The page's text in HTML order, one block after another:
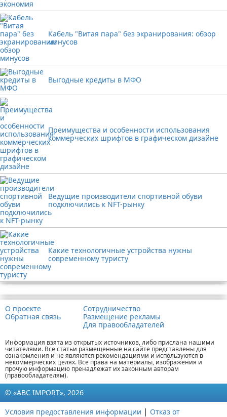
Кабель "Витая пара" без экранирования: обзор
минусов
Выгодные кредиты в МФО
Преимущества и особенности использования
коммерческих шрифтов в графическом дизайне
Ведущие производители спортивной обуви
подключились к NFT-рынку
Какие технологичные устройства нужны
современному туристу
О проекте
Обратная связь
Сотрудничество
Размещение рекламы
Для правообладателей
Информация взята из открытых источников, либо прислана нашими
читателями. Все статьи размещенные на сайте представлены для
ознакомления и не являются рекомендациями и используются в
некоммерческих целях. Все права на материалы, изображения и
прочую информацию пренадлежат их законным авторам
(правообладателям).
© «ABC IMPORT», 2026
Условия предоставления информации | Отказ от